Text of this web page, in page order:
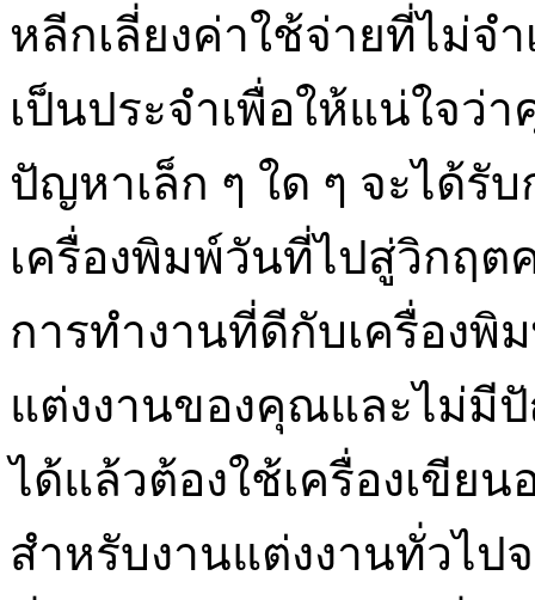
หลีกเลี่ยงค่าใช้จ่ายที่ไม่จ
เป็นประจำเพื่อให้แน่ใจว่
ปัญหาเล็ก ๆ ใด ๆ จะได้รั
เครื่องพิมพ์วันที่ไปสู่วิกฤ
การทำงานที่ดีกับเครื่องพิ
แต่งงานของคุณและไม่มี
ได้แล้วต้องใช้เครื่องเขียน
สำหรับงานแต่งงานทั่วไ